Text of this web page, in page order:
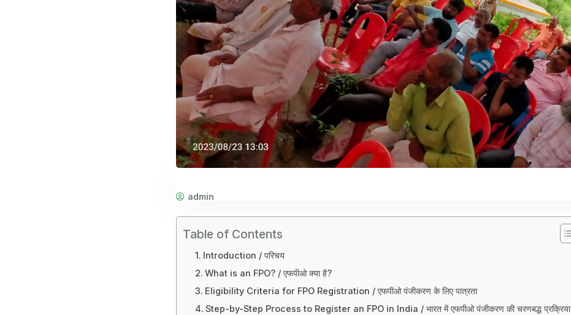
admin
Table of Contents
Introduction / परिचय
What is an FPO? / एफपीओ क्या है?
Eligibility Criteria for FPO Registration / एफपीओ पंजीकरण के लिए पात्रता
Step-by-Step Process to Register an FPO in India / भारत में एफपीओ पंजीकरण की चरणबद्ध प्रक्रिया